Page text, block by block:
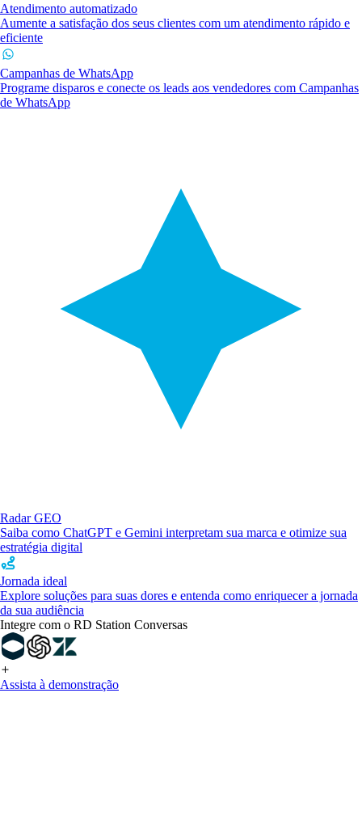
Atendimento automatizado
Aumente a satisfação dos seus clientes com um atendimento rápido e
eficiente
Campanhas de WhatsApp
Programe disparos e conecte os leads aos vendedores com Campanhas
de WhatsApp
Radar GEO
Saiba como ChatGPT e Gemini interpretam sua marca e otimize sua
estratégia digital
Jornada ideal
Explore soluções para suas dores e entenda como enriquecer a jornada
da sua audiência
Integre com o RD Station Conversas
Assista à demonstração